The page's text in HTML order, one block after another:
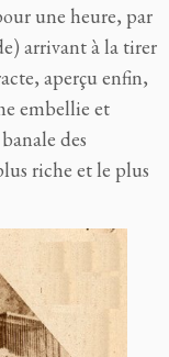
une heure, par
arrivant à la tirer
aperçu enfin,
embellie et
des
riche et le plus